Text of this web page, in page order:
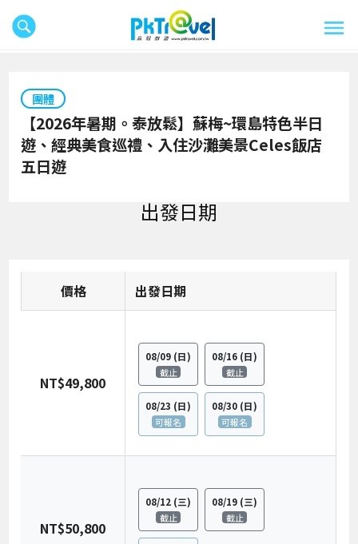
團體
【2026年暑期。泰放鬆】蘇梅~環島特色半日
遊、經典美食巡禮、入住沙灘美景Celes飯店
五日遊
出發日期
價格 日期
NT$49,800
08/09 (日)
截止
08/16 (日)
截止
08/23 (日)
可報名
08/30 (日)
可報名
NT$50,800
08/12 (三)
截止
08/19 (三)
截止